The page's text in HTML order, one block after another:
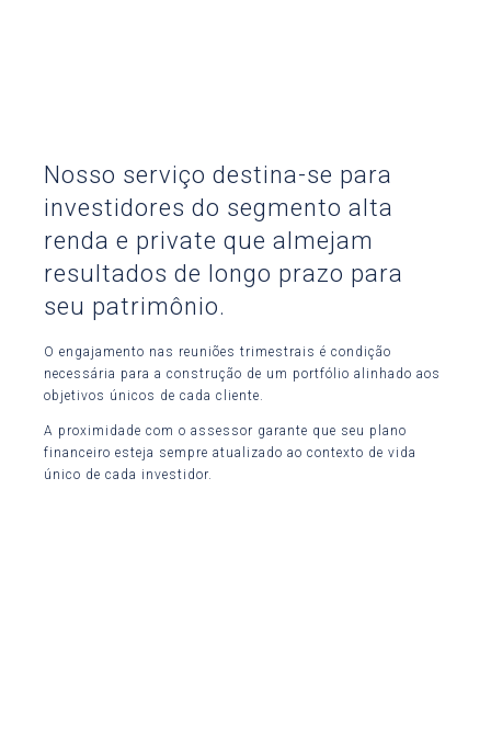
Nosso serviço destina-se para
investidores do segmento alta
renda e private que almejam
resultados de longo prazo para
seu patrimônio.
O engajamento nas reuniões trimestrais é condição
necessária para a construção de um portfólio alinhado aos
objetivos únicos de cada cliente.
A proximidade com o assessor garante que seu plano
financeiro esteja sempre atualizado ao contexto de vida
único de cada investidor.